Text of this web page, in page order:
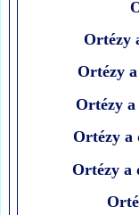
Ortézy
Ortézy
Ortézy a
Ortézy a
Ortézy a